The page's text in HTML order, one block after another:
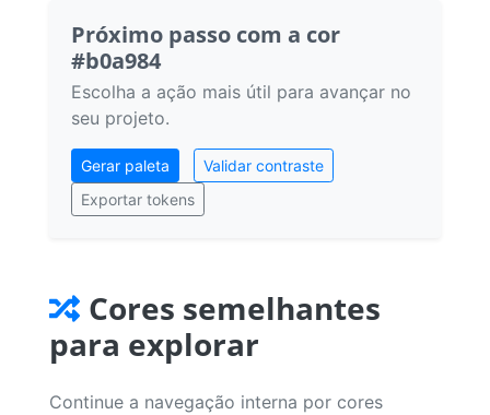
Próximo passo com a cor
#b0a984
Escolha a ação mais útil para avançar no
seu projeto.
Gerar paleta
Validar contraste
Exportar tokens
Cores semelhantes
para explorar
Continue a navegação interna por cores